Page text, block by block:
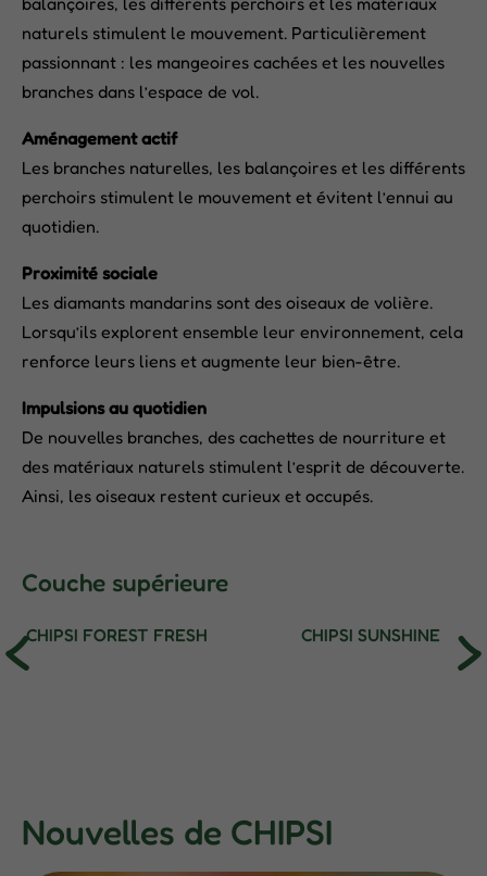
naturels stimulent le mouvement. Particulièrement
passionnant : les mangeoires cachées et les nouvelles
branches dans l’espace de vol.
Aménagement actif
Les branches naturelles, les balançoires et les différents
perchoirs stimulent le mouvement et évitent l’ennui au
quotidien.
Proximité sociale
Les diamants mandarins sont des oiseaux de volière.
Lorsqu’ils explorent ensemble leur environnement, cela
renforce leurs liens et augmente leur bien-être.
Impulsions au quotidien
De nouvelles branches, des cachettes de nourriture et
des matériaux naturels stimulent l’esprit de découverte.
Ainsi, les oiseaux restent curieux et occupés.
Couche supérieure
CHIPSI FOREST FRESH CHIPSI SUNSHINE
Nouvelles de CHIPSI